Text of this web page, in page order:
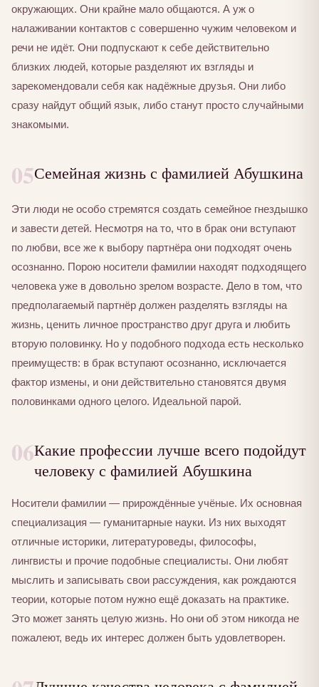
окружающих. Они крайне мало общаются. А уж о
налаживании контактов с совершенно чужим человеком и
речи не идёт. Они подпускают к себе действительно
близких людей, которые разделяют их взгляды и
зарекомендовали себя как надёжные друзья. Они либо
сразу найдут общий язык, либо станут просто случайными
знакомыми.
05Семейная жизнь с фамилией Абушкина
Эти люди не особо стремятся создать семейное гнездышко
и завести детей. Несмотря на то, что в брак они вступают
по любви, все же к выбору партнёра они подходят очень
осознанно. Порою носители фамилии находят подходящего
человека уже в довольно зрелом возрасте. Дело в том, что
предполагаемый партнёр должен разделять взгляды на
жизнь, ценить личное пространство друг друга и любить
вторую половинку. Но у подобного подхода есть несколько
преимуществ: в брак вступают осознанно, исключается
фактор измены, и они действительно становятся двумя
половинками одного целого. Идеальной парой.
06Какие профессии лучше всего подойдут
человеку с фамилией Абушкина
Носители фамилии — прирождённые учёные. Их основная
специализация — гуманитарные науки. Из них выходят
отличные историки, литературоведы, философы,
лингвисты и прочие подобные специалисты. Они любят
мыслить и записывать свои рассуждения, как рождаются
теории, которые потом нужно ещё доказать на практике.
Это может занять целую жизнь. Но они об этом никогда не
пожалеют, ведь их интерес должен быть удовлетворен.